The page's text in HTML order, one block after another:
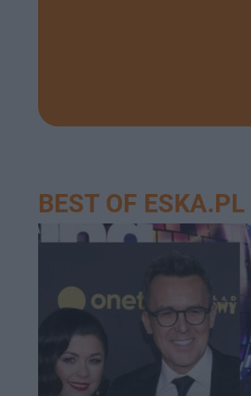
BEST OF ESKA.PL